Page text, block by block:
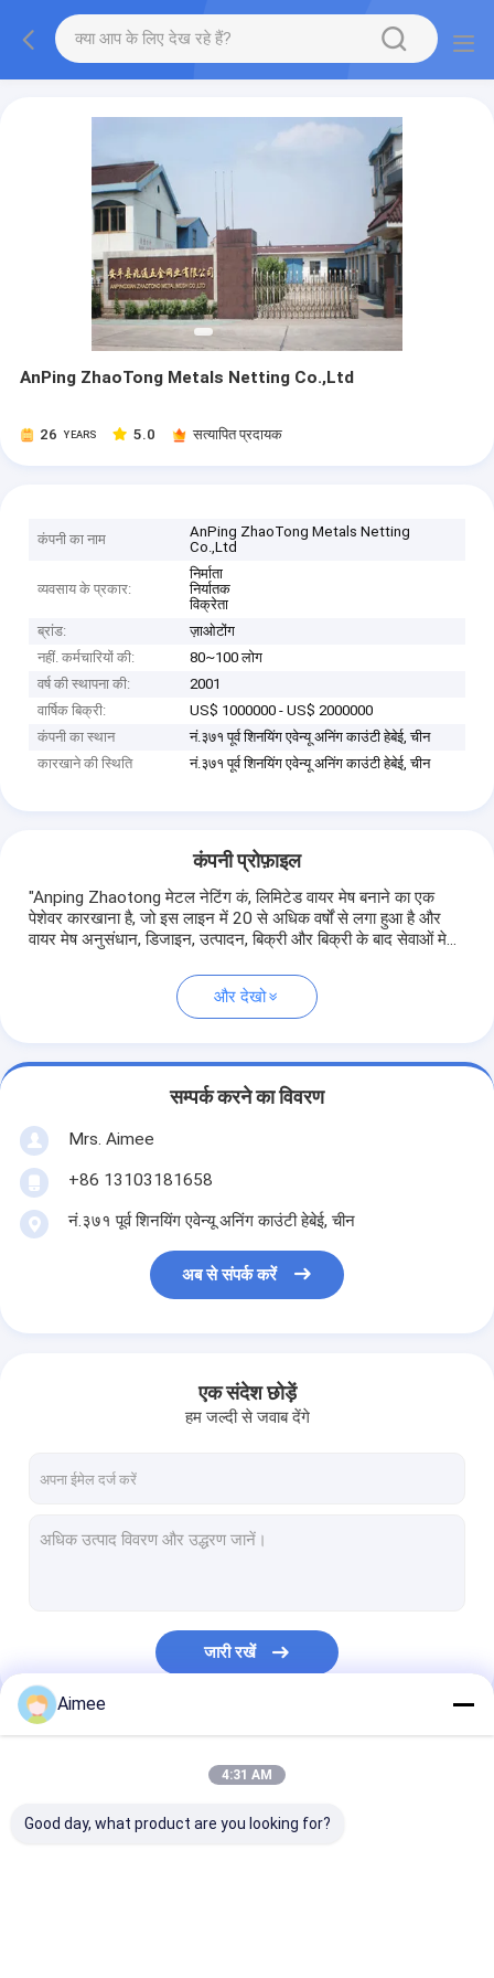
AnPing ZhaoTong Metals Netting Co.,Ltd
26 YEARS 5.0 सत्यापित प्रदायक
कंपनी का नाम
AnPing ZhaoTong Metals Netting
Co.,Ltd
व्यवसाय के प्रकार:
निर्माता
निर्यातक
विक्रेता
ब्रांड:
ज़ाओटोंग
नहीं. कर्मचारियों की:
80~100 लोग
वर्ष की स्थापना की:
2001
वार्षिक बिक्री:
US$ 1000000 - US$ 2000000
कंपनी का स्थान
नं.३७१ पूर्व शिनयिंग एवेन्यू अनिंग काउंटी हेबेई, चीन
कारखाने की स्थिति
नं.३७१ पूर्व शिनयिंग एवेन्यू अनिंग काउंटी हेबेई, चीन
कंपनी प्रोफ़ाइल
"Anping Zhaotong मेटल नेटिंग कं, लिमिटेड वायर मेष बनाने का एक
पेशेवर कारखाना है, जो इस लाइन में 20 से अधिक वर्षों से लगा हुआ है और
वायर मेष अनुसंधान, डिजाइन, उत्पादन, बिक्री और बिक्री के बाद सेवाओं मे...
और देखो
सम्पर्क करने का विवरण
Mrs. Aimee
+86 13103181658
नं.३७१ पूर्व शिनयिंग एवेन्यू अनिंग काउंटी हेबेई, चीन
अब से संपर्क करें
एक संदेश छोड़ें
हम जल्दी से जवाब देंगे
जारी रखें
हमारी श्रेणियाँ
Aimee
4:31 AM
Good day, what product are you looking for?